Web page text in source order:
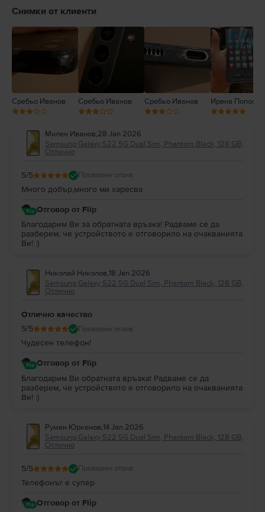
1
Снимки от клиенти
Сребьо Иванов Сребьо Иванов Сребьо Иванов Ирена Попова
Милен Иванов,28 Jan 2026
Samsung Galaxy S22 5G Dual Sim, Phantom Black, 128 GB,
Отлично
5/5 Проверен отзив
Много добър,много ми харесва
Отговор от Flip
Благодарим Ви за обратната връзка! Радваме се да
разберем, че устройството е отговорило на очакванията
Ви! :)
Николай Николов,18 Jan 2026
Samsung Galaxy S22 5G Dual Sim, Phantom Black, 128 GB,
Отлично
Отлично качество
5/5 Проверен отзив
Чудесен телефон!
Отговор от Flip
Благодарим Ви обратната връзка! Радваме се да
разберем, че устройството е отговорило на очакванията
Ви! :)
Румен Юркенов,14 Jan 2026
Samsung Galaxy S22 5G Dual Sim, Phantom Black, 128 GB,
Отлично
5/5 Проверен отзив
Телефонът е супер
Отговор от Flip